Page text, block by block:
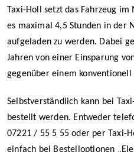
Taxi-Holl setzt das Fahrzeug
es maximal 4,5 Stunden in der
aufgeladen zu werden. Dabei
Jahren von einer Einsparung
gegenüber einem
Selbstverständlich kann bei
bestellt werden. Entweder
07221 / 55 5 55 oder per Taxi-
einfach bei Bestelloptionen